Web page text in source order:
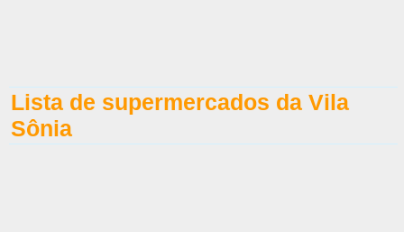
Lista de supermercados da Vila
Sônia